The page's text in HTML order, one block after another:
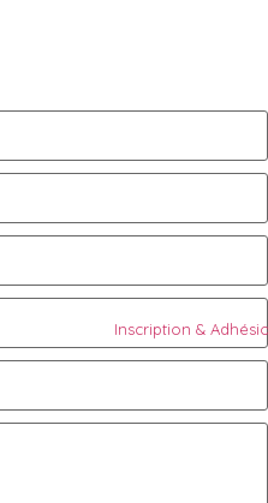
Inscription &